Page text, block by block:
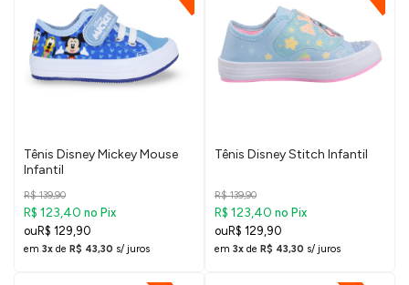
Tênis Disney Mickey Mouse
Infantil
R$ 139,90
R$ 123,40 no Pix
R$ 129,90
em 3x de R$ 43,30 s/ juros
Tênis Disney Stitch Infantil
R$ 139,90
R$ 123,40 no Pix
R$ 129,90
em 3x de R$ 43,30 s/ juros